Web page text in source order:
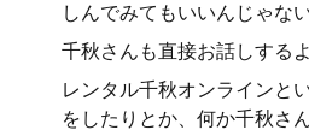
しんでみてもいいんじゃな
千秋さんも直接お話しする
レンタル千秋オンラインと
をしたりとか、何か千秋さ